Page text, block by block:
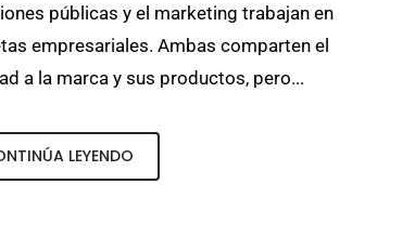
públicas y el marketing trabajan en
empresariales. Ambas comparten el
a la marca y sus productos, pero...
LEYENDO